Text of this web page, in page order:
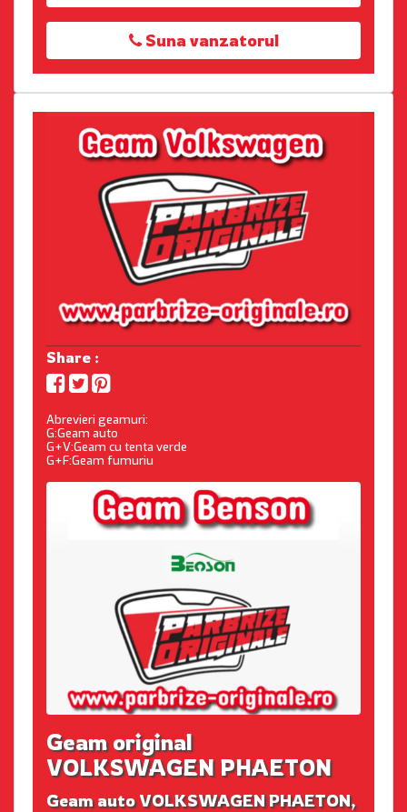
Suna vanzatorul
Share :
Abrevieri geamuri:
G:Geam auto
G+V:Geam cu tenta verde
G+F:Geam fumuriu
Geam original
VOLKSWAGEN PHAETON
Geam auto VOLKSWAGEN PHAETON,